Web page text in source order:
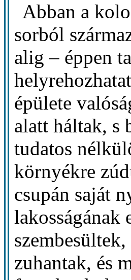
Abban a
sorból
alig – éppen
épülete
alatt háltak, s
tudatos
környékre
csupán saját
lakosságának
zuhantak, és